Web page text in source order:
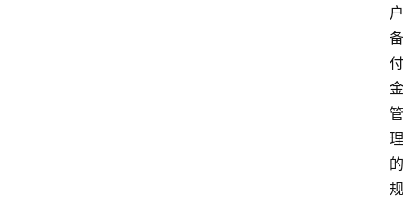
户
备
付
金
管
理
的
规